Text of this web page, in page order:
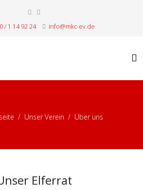
/ 1 14 92 24 info@mkc-ev.de
Unser Verein
Über uns
Elferrat